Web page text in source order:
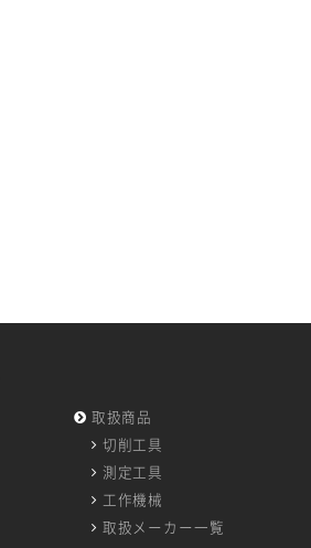
取扱商品
切削工具
測定工具
工作機械
取扱メーカー一覧